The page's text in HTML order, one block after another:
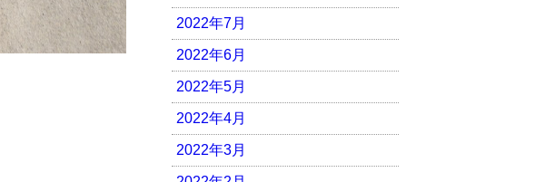
2022年7月
2022年6月
2022年5月
2022年4月
2022年3月